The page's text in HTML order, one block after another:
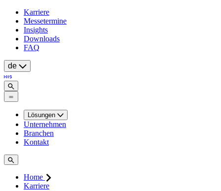
Karriere
Messetermine
Insights
Downloads
FAQ
de
Lösungen
Unternehmen
Branchen
Kontakt
Home
Karriere